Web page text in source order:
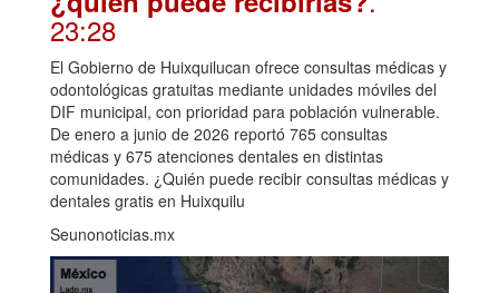
23:28
El Gobierno de Huixquilucan ofrece consultas médicas y
odontológicas gratuitas mediante unidades móviles del
DIF municipal, con prioridad para población vulnerable.
De enero a junio de 2026 reportó 765 consultas
médicas y 675 atenciones dentales en distintas
comunidades. ¿Quién puede recibir consultas médicas y
dentales gratis en Huixquilu
Seunonoticias.mx